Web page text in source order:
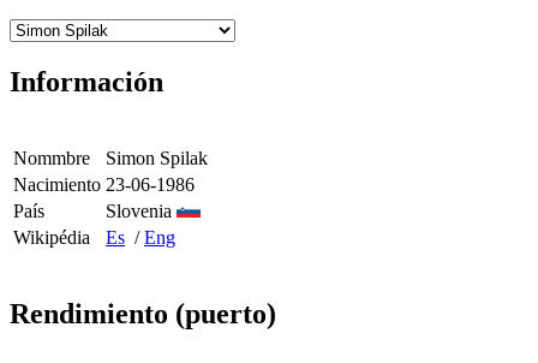
Información
Nommbre
Simon Spilak
Nacimiento 23-06-1986
País
Slovenia
Wikipédia
Es /Eng
Rendimiento (puerto)